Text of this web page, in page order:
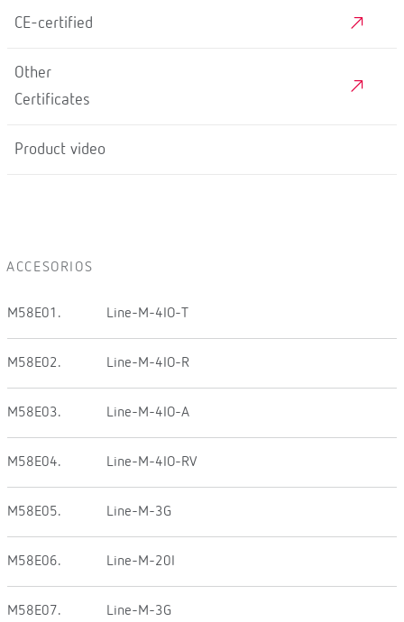
CE-certified
Other
Certificates
Product video
ACCESORIOS
M58E01. Line-M-4IO-T
M58E02. Line-M-4IO-R
M58E03. Line-M-4IO-A
M58E04. Line-M-4IO-RV
M58E05. Line-M-3G
M58E06. Line-M-20I
M58E07. Line-M-3G